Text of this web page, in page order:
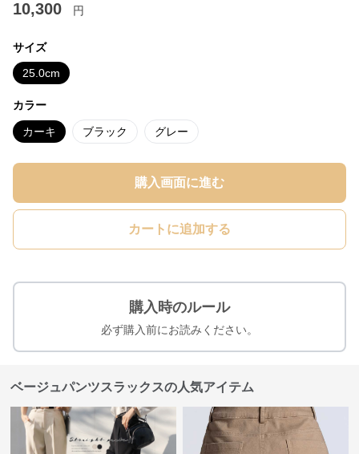
10,300 円
サイズ
25.0cm
カラー
カーキ ブラック グレー
購入画面に進む
カートに追加する
購入時のルール
必ず購入前にお読みください。
ベージュパンツスラックスの人気アイテム